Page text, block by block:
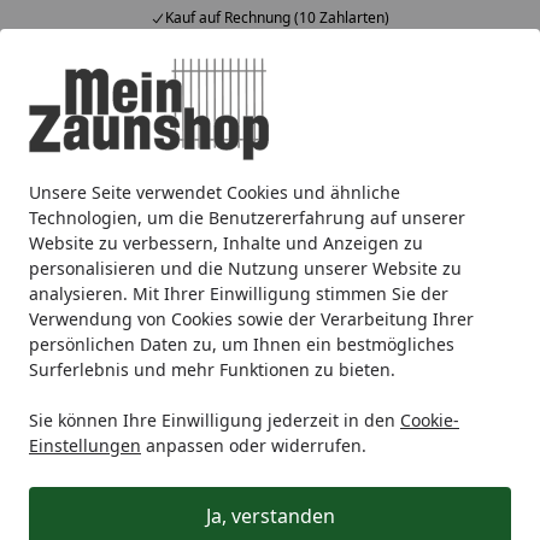
Unsere Seite verwendet Cookies und ähnliche
Technologien, um die Benutzererfahrung auf unserer
Website zu verbessern, Inhalte und Anzeigen zu
personalisieren und die Nutzung unserer Website zu
analysieren. Mit Ihrer Einwilligung stimmen Sie der
Verwendung von Cookies sowie der Verarbeitung Ihrer
persönlichen Daten zu, um Ihnen ein bestmögliches
Surferlebnis und mehr Funktionen zu bieten.
Sie können Ihre Einwilligung jederzeit in den Cookie-
Einstellungen anpassen oder widerrufen.
Ja, verstanden
Kauf auf Rechnung (10 Zahlarten)
Alle Produkte
Mein Konto
Suchen
Startseite
Sichtschutz BPC / WPC TraumGarten WPC Stecksystem
TraumGarten System WPC Classic
Zaun-Set
(3 Bewertungen)